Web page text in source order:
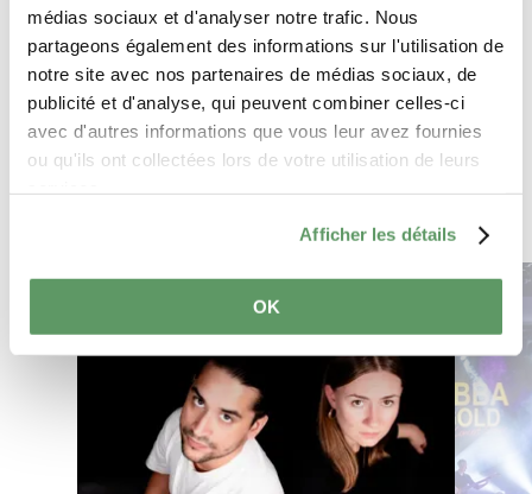
médias sociaux et d'analyser notre trafic. Nous
partageons également des informations sur l'utilisation de
notre site avec nos partenaires de médias sociaux, de
publicité et d'analyse, qui peuvent combiner celles-ci
avec d'autres informations que vous leur avez fournies
ou qu'ils ont collectées lors de votre utilisation de leurs
Afficher les détails
OK
Anreise planen